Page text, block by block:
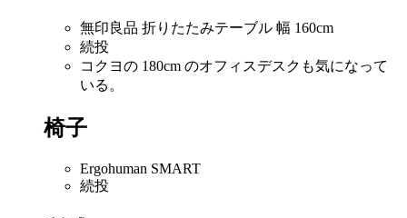
無印良品 折りたたみテーブル 幅 160cm
続投
コクヨの 180cm のオフィスデスクも気になって
いる。
椅子
Ergohuman SMART
続投